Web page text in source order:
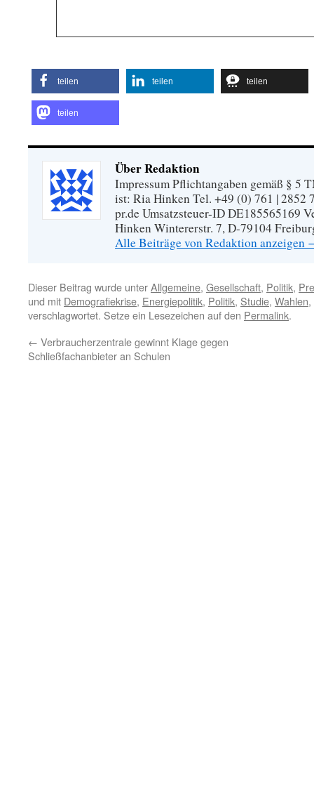
teilen teilen teilen
teilen
Über Redaktion
Impressum Pflichtangaben gemäß § 5
ist: Ria Hinken Tel. +49 (0) 761 | 2852
pr.de Umsatzsteuer-ID DE185565169
Hinken Wintererstr. 7, D-79104
Alle Beiträge von Redaktion anzeigen
Dieser Beitrag wurde unterAllgemeine, Gesellschaft, Politik,
und mit Demografiekrise, Energiepolitik, Politik, Studie, Wahlen,
verschlagwortet. Setze ein Lesezeichen auf den Permalink.
← Verbraucherzentrale gewinnt Klage gegen
Schließfachanbieter an Schulen